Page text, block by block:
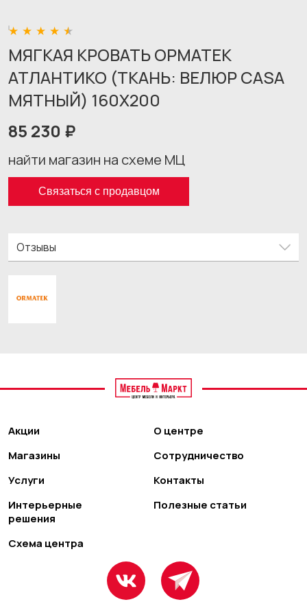
МЯГКАЯ КРОВАТЬ ОРМАТЕК
АТЛАНТИКО (ТКАНЬ: ВЕЛЮР CASA
МЯТНЫЙ) 160X200
85 230 ₽
найти магазин на схеме МЦ
Связаться с продавцом
Отзывы
Акции
Магазины
Услуги
Интерьерные
решения
Схема центра
О центре
Сотрудничество
Контакты
Полезные статьи